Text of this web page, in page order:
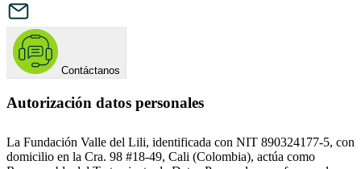
Contáctanos
Autorización datos personales
La Fundación Valle del Lili, identificada con NIT 890324177-5, con
domicilio en la Cra. 98 #18-49, Cali (Colombia), actúa como